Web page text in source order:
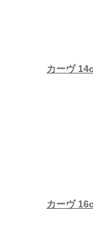
カーヴ
カーヴ